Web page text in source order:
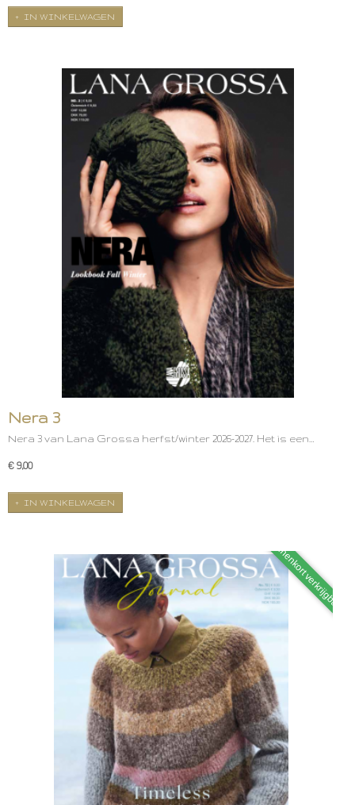
IN WINKELWAGEN
Nera 3
Nera 3 van Lana Grossa herfst/winter 2026-2027. Het is een…
€ 9,00
IN WINKELWAGEN
Binnenkort verkrijgbaar